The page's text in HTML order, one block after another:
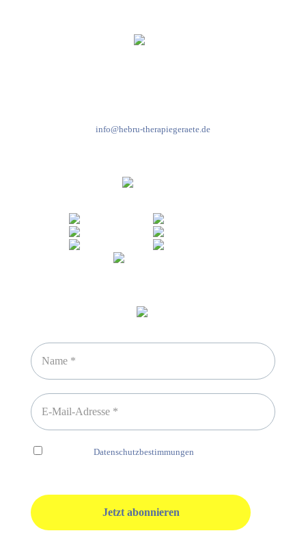
info@hebru-therapiegeraete.de
Datenschutzbestimmungen